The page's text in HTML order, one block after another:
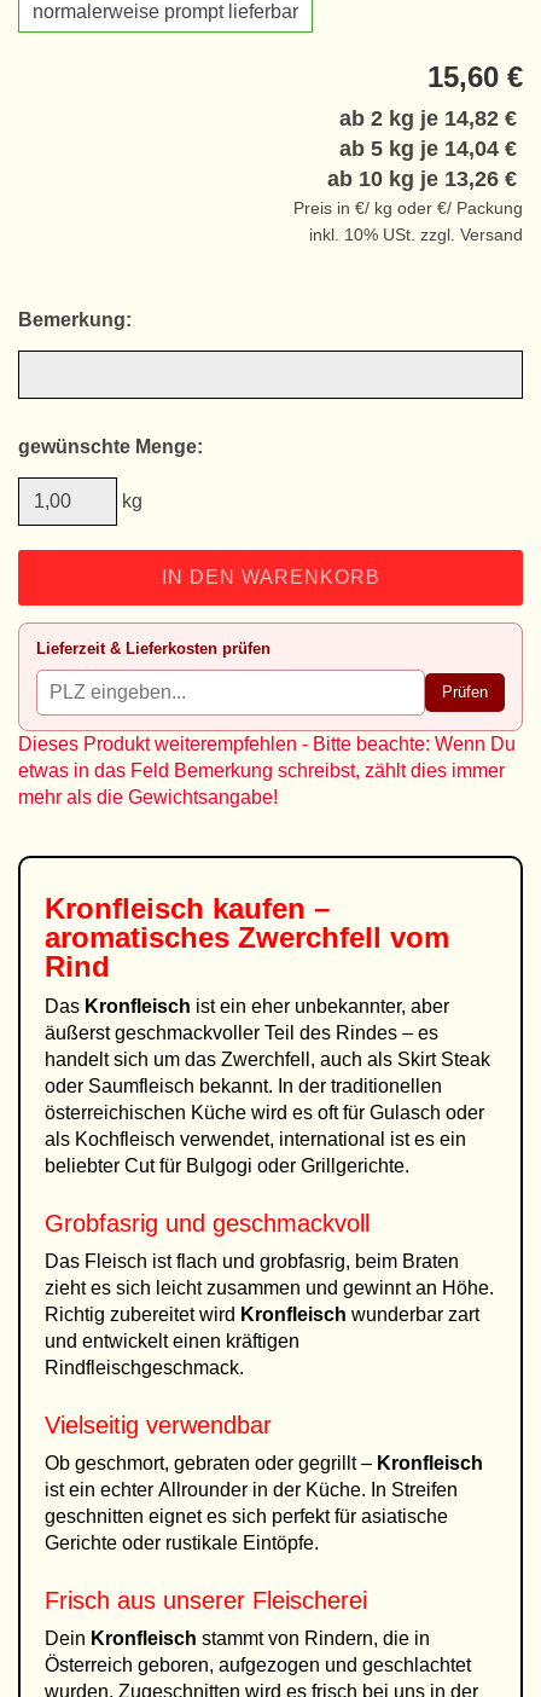
normalerweise prompt lieferbar
15,60 €
ab 2 kg je 14,82 €
ab 5 kg je 14,04 €
ab 10 kg je 13,26 €
Preis in €/ kg oder €/ Packung
inkl. 10% USt. zzgl. Versand
Bemerkung:
gewünschte Menge:
kg
IN DEN WARENKORB
Lieferzeit & Lieferkosten prüfen
Prüfen
Dieses Produkt weiterempfehlen - Bitte beachte: Wenn Du
etwas in das Feld Bemerkung schreibst, zählt dies immer
mehr als die Gewichtsangabe!
Kronfleisch kaufen –
aromatisches Zwerchfell vom
Rind
Das Kronfleisch ist ein eher unbekannter, aber
äußerst geschmackvoller Teil des Rindes – es
handelt sich um das Zwerchfell, auch als Skirt Steak
oder Saumfleisch bekannt. In der traditionellen
österreichischen Küche wird es oft für Gulasch oder
als Kochfleisch verwendet, international ist es ein
beliebter Cut für Bulgogi oder Grillgerichte.
Grobfasrig und geschmackvoll
Das Fleisch ist flach und grobfasrig, beim Braten
zieht es sich leicht zusammen und gewinnt an Höhe.
Richtig zubereitet wird Kronfleisch wunderbar zart
und entwickelt einen kräftigen
Rindfleischgeschmack.
Vielseitig verwendbar
Ob geschmort, gebraten oder gegrillt – Kronfleisch
ist ein echter Allrounder in der Küche. In Streifen
geschnitten eignet es sich perfekt für asiatische
Gerichte oder rustikale Eintöpfe.
Frisch aus unserer Fleischerei
Dein Kronfleisch stammt von Rindern, die in
Österreich geboren, aufgezogen und geschlachtet
wurden. Zugeschnitten wird es frisch bei uns in der